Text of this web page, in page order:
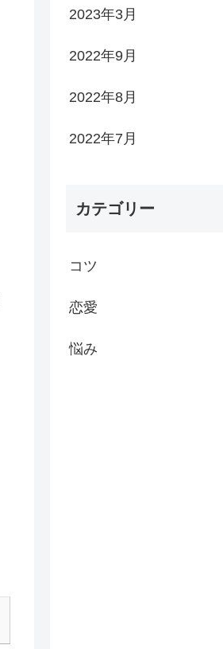
2023年3月
2022年9月
2022年8月
2022年7月
カテゴリー
コツ
恋愛
悩み